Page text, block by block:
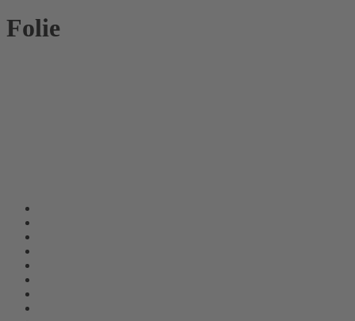
Folie